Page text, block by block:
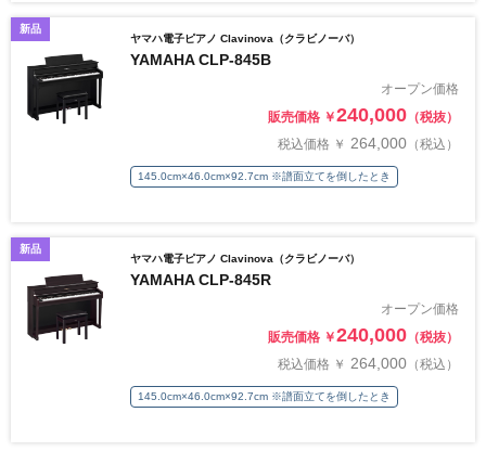
新品
ヤマハ電子ピアノ Clavinova（クラビノーバ）
YAMAHA CLP-845B
オープン価格
販売価格 ￥240,000 （税抜）
税込価格 ￥ 264,000 （税込）
145.0cm×46.0cm×92.7cm ※譜面立てを倒したとき
新品
ヤマハ電子ピアノ Clavinova（クラビノーバ）
YAMAHA CLP-845R
オープン価格
販売価格 ￥240,000 （税抜）
税込価格 ￥ 264,000 （税込）
145.0cm×46.0cm×92.7cm ※譜面立てを倒したとき